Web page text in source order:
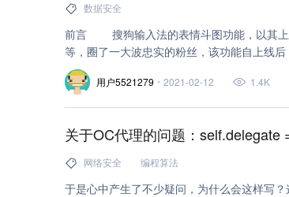
数据安全
前言 搜狗输入法的表情斗图功能，以其上
等，圈了一大波忠实的粉丝，该功能自上线
建议和问题反馈，我们极其重
用户5521279 2021-02-12 1.4K
关于OC代理的问题：self.delegate
网络安全 编程算法
于是心中产生了不少疑问，为什么会这样写